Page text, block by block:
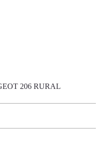
206 RURAL